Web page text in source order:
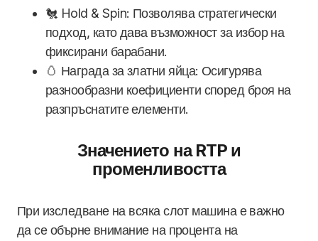
🐔 Hold & Spin: Позволява стратегически
подход, като дава възможност за избор на
фиксирани барабани.
🥚 Награда за златни яйца: Осигурява
разнообразни коефициенти според броя на
разпръснатите елементи.
Значението на RTP и
променливостта
При изследване на всяка слот машина е важно
да се обърне внимание на процента на